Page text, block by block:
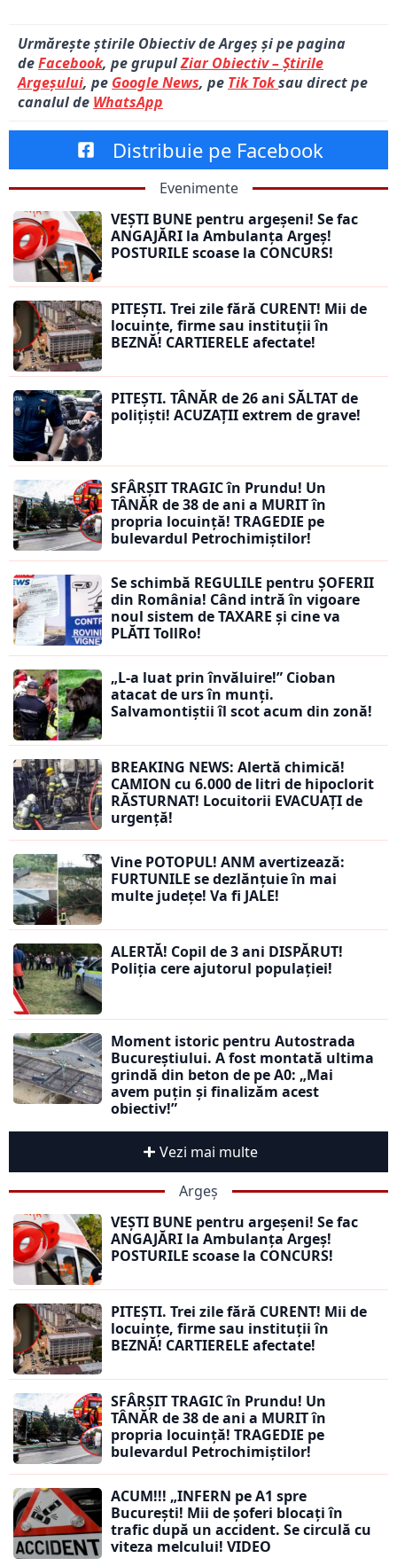
Urmărește știrile Obiectiv de Argeș și pe pagina
deFacebook, pe grupulZiar Obiectiv – Știrile
Argeșului, pe Google News, pe Tik Toksau direct pe
canalul de WhatsApp
Distribuie pe Facebook
Evenimente
VEȘTI BUNE pentru argeșeni! Se fac
ANGAJĂRI la Ambulanța Argeș!
POSTURILE scoase la CONCURS!
PITEȘTI. Trei zile fără CURENT! Mii de
locuințe, firme sau instituții în
BEZNĂ! CARTIERELE afectate!
PITEȘTI. TÂNĂR de 26 ani SĂLTAT de
polițiști! ACUZAȚII extrem de grave!
SFÂRȘIT TRAGIC în Prundu! Un
TÂNĂR de 38 de ani a MURIT în
propria locuință! TRAGEDIE pe
bulevardul Petrochimiștilor!
Se schimbă REGULILE pentru ȘOFERII
din România! Când intră în vigoare
noul sistem de TAXARE și cine va
PLĂTI TollRo!
„L-a luat prin învăluire!” Cioban
atacat de urs în munți.
Salvamontiștii îl scot acum din zonă!
BREAKING NEWS: Alertă chimică!
CAMION cu 6.000 de litri de hipoclorit
RĂSTURNAT! Locuitorii EVACUAȚI de
urgență!
Vine POTOPUL! ANM avertizează:
FURTUNILE se dezlănțuie în mai
multe județe! Va fi JALE!
ALERTĂ! Copil de 3 ani DISPĂRUT!
Poliția cere ajutorul populației!
Moment istoric pentru Autostrada
Bucureștiului. A fost montată ultima
grindă din beton de pe A0: „Mai
avem puțin și finalizăm acest
obiectiv!”
Vezi mai multe
Argeș
VEȘTI BUNE pentru argeșeni! Se fac
ANGAJĂRI la Ambulanța Argeș!
POSTURILE scoase la CONCURS!
PITEȘTI. Trei zile fără CURENT! Mii de
locuințe, firme sau instituții în
BEZNĂ! CARTIERELE afectate!
SFÂRȘIT TRAGIC în Prundu! Un
TÂNĂR de 38 de ani a MURIT în
propria locuință! TRAGEDIE pe
bulevardul Petrochimiștilor!
ACUM!!! „INFERN pe A1 spre
București! Mii de șoferi blocați în
trafic după un accident. Se circulă cu
viteza melcului! VIDEO